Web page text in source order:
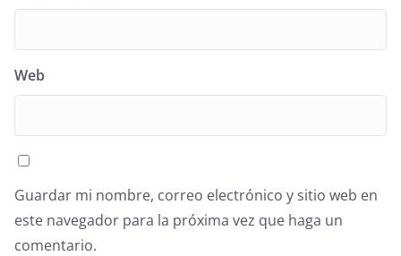
Web
Guardar mi nombre, correo electrónico y sitio web en
este navegador para la próxima vez que haga un
comentario.